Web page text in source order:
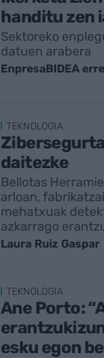
handitu zen
Sektoreko
datuen arabera
EnpresaBIDEA
TEKNOLOGIA
daitezke
Bellotas
arloan,
mehatxuak
azkarrago
Laura Ruiz Gaspar
TEKNOLOGIA
Ane Porto:
esku egon